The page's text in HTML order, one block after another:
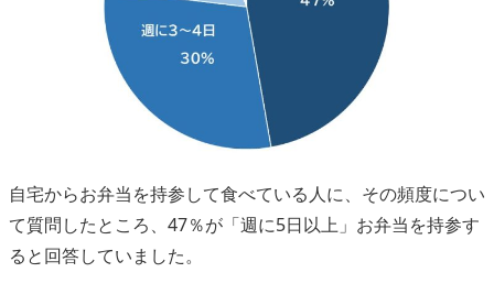
自宅からお弁当を持参して食べている人に、その頻度につい
て質問したところ、47％が「週に5日以上」お弁当を持参す
ると回答していました。